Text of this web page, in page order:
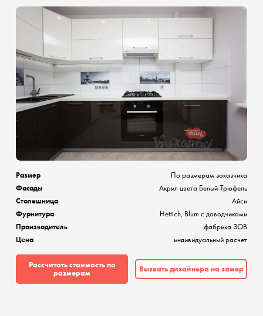
Размер
По размерам заказчика
Фасады
Акрил цвета Белый-Трюфель
Столешница
Айси
Фурнитура
Hettich, Blum с доводчиками
Производитель
фабрика ЗОВ
Цена
индивидуальный расчет
Рассчитать стоимость по
размерам
Вызвать дизайнера на замер